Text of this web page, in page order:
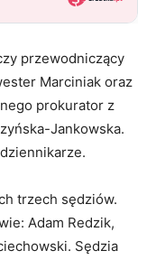
przewodniczący
Marciniak oraz
prokurator z
Jankowska.
trzech sędziów.
Adam Redzik,
Sędzia